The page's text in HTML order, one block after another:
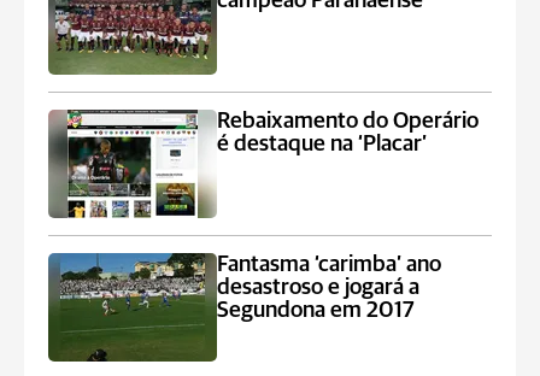
Rebaixamento do Operário
é destaque na ‘Placar’
Fantasma ‘carimba’ ano
desastroso e jogará a
Segundona em 2017